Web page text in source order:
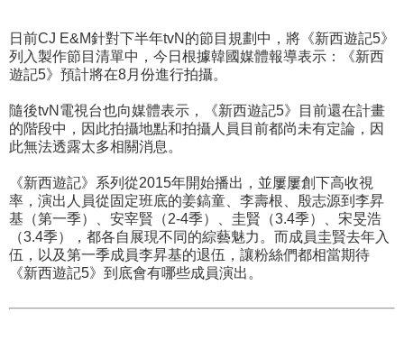
日前CJ E&M針對下半年tvN的節目規劃中，將《新西遊記5》
列入製作節目清單中，今日根據韓國媒體報導表示：《新西
遊記5》預計將在8月份進行拍攝。
隨後tvN電視台也向媒體表示，《新西遊記5》目前還在計畫
的階段中，因此拍攝地點和拍攝人員目前都尚未有定論，因
此無法透露太多相關消息。
《新西遊記》系列從2015年開始播出，並屢屢創下高收視
率，演出人員從固定班底的姜鎬童、李壽根、殷志源到李昇
基（第一季）、安宰賢（2-4季）、圭賢（3.4季）、宋旻浩
（3.4季），都各自展現不同的綜藝魅力。而成員圭賢去年入
伍，以及第一季成員李昇基的退伍，讓粉絲們都相當期待
《新西遊記5》到底會有哪些成員演出。